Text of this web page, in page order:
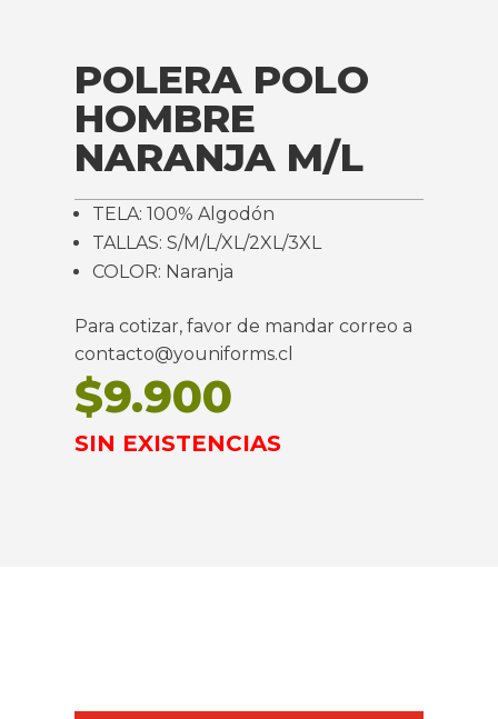
POLERA POLO
HOMBRE
NARANJA M/L
TELA: 100% Algodón
TALLAS: S/M/L/XL/2XL/3XL
COLOR: Naranja
Para cotizar, favor de mandar correo a
contacto@youniforms.cl
$9.900
SIN EXISTENCIAS